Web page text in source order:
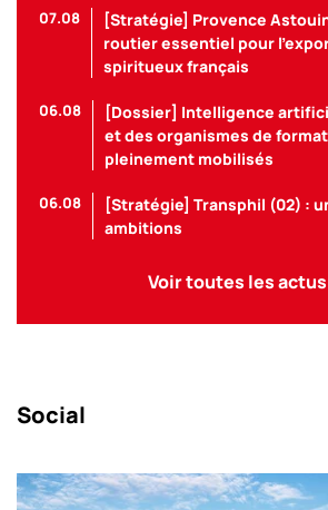
07.08
[Stratégie] Provence
routier essentiel pour
spiritueux français
06.08
[Dossier] Intelligence
et des organismes de
pleinement mobilisés
06.08
[Stratégie] Transphil (02) :
ambitions
Voir toutes les actus
Social